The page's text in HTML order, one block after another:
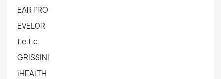
EAR PRO
EVELOR
f.e.t.e.
GRISSINI
iHEALTH